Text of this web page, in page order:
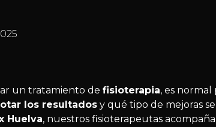
un tratamiento de fisioterapia, es
los resultados y qué tipo de mejoras
Huelva, nuestros fisioterapeutas